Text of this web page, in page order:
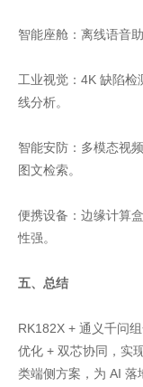
智能座舱：离线语音
工业视觉：4K 缺陷
线分析。
智能安防：多模态视
图文检索。
便携设备：边缘计算
性强。
五、总结
RK182X + 通义千问
优化 + 双芯协同，实
类端侧方案，为 AI 落